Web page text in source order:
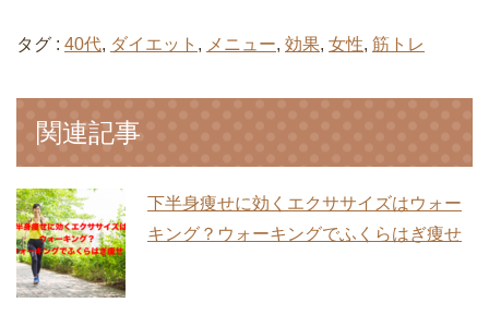
タグ : 40代, ダイエット , メニュー, 効果, 女性, 筋トレ
関連記事
下半身痩せに効くエクササイズはウォー
キング？ウォーキングでふくらはぎ痩せ